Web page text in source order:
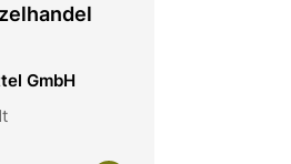
GmbH